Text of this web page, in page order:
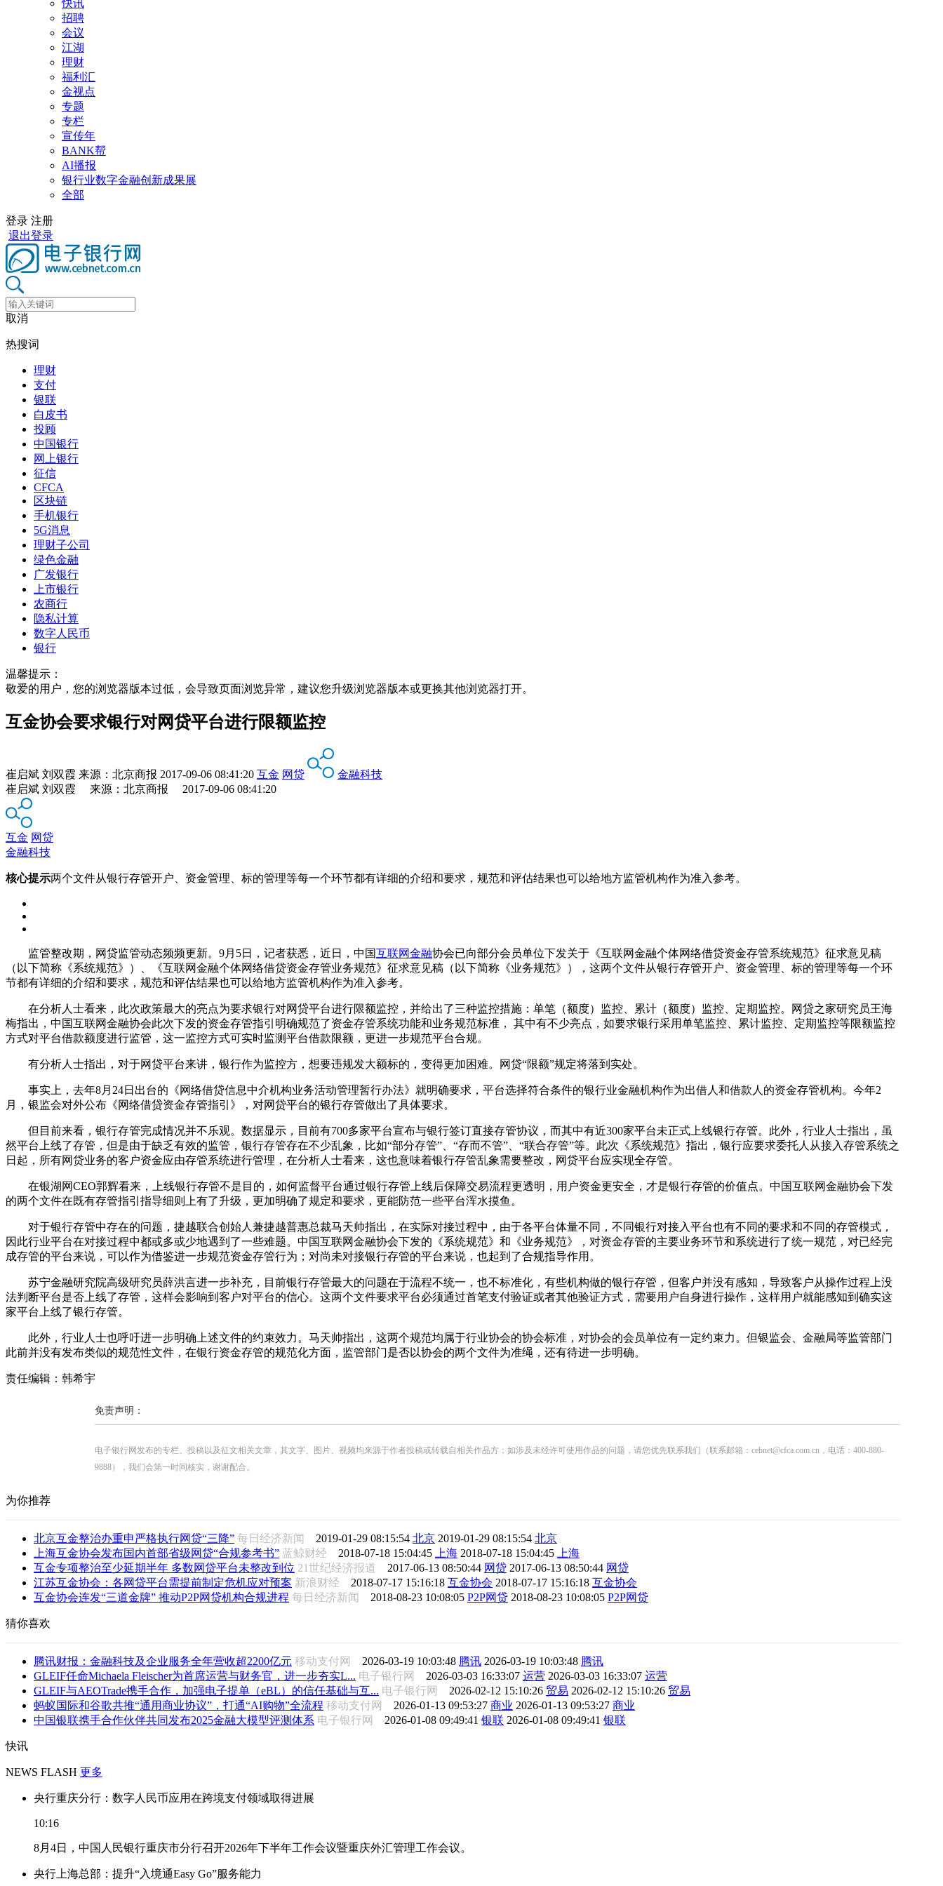
快讯
招聘
会议
江湖
理财
福利汇
金视点
专题
专栏
宣传年
BANK帮
AI播报
银行业数字金融创新成果展
全部
登录 注册
退出登录
取消
热搜词
理财
支付
银联
白皮书
投顾
中国银行
网上银行
征信
CFCA
区块链
手机银行
5G消息
理财子公司
绿色金融
广发银行
上市银行
农商行
隐私计算
数字人民币
银行
温馨提示：
敬爱的用户，您的浏览器版本过低，会导致页面浏览异常，建议您升级浏览器版本或更换其他浏览器打开。
互金协会要求银行对网贷平台进行限额监控
崔启斌 刘双霞 来源： 北京商报 2017-09-06 08:41:20 互金 网贷
金融科技
崔启斌 刘双霞 来源：北京商报 2017-09-06 08:41:20
互金 网贷
金融科技
核心提示两个文件从银行存管开户、资金管理、标的管理等每一个环节都有详细的介绍和要求，规范和评估结果也可以给地方监管机构作为准入参考。
监管整改期，网贷监管动态频频更新。9月5日，记者获悉，近日，中国互联网金融协会已向部分会员单位下发关于《互联网金融个体网络借贷资金存管系统规范》征求意见稿
（以下简称《系统规范》）、《互联网金融个体网络借贷资金存管业务规范》征求意见稿（以下简称《业务规范》），这两个文件从银行存管开户、资金管理、标的管理等每一个环
节都有详细的介绍和要求，规范和评估结果也可以给地方监管机构作为准入参考。
在分析人士看来，此次政策最大的亮点为要求银行对网贷平台进行限额监控，并给出了三种监控措施：单笔（额度）监控、累计（额度）监控、定期监控。网贷之家研究员王海
梅指出，中国互联网金融协会此次下发的资金存管指引明确规范了资金存管系统功能和业务规范标准， 其中有不少亮点，如要求银行采用单笔监控、累计监控、定期监控等限额监控
方式对平台借款额度进行监管，这一监控方式可实时监测平台借款限额，更进一步规范平台合规。
有分析人士指出，对于网贷平台来讲，银行作为监控方，想要违规发大额标的，变得更加困难。网贷“限额”规定将落到实处。
事实上，去年8月24日出台的《网络借贷信息中介机构业务活动管理暂行办法》就明确要求，平台选择符合条件的银行业金融机构作为出借人和借款人的资金存管机构。今年2
月，银监会对外公布《网络借贷资金存管指引》，对网贷平台的银行存管做出了具体要求。
但目前来看，银行存管完成情况并不乐观。数据显示，目前有700多家平台宣布与银行签订直接存管协议，而其中有近300家平台未正式上线银行存管。此外，行业人士指出，虽
然平台上线了存管，但是由于缺乏有效的监管，银行存管存在不少乱象，比如“部分存管”、“存而不管”、“联合存管”等。此次《系统规范》指出，银行应要求委托人从接入存管系统之
日起，所有网贷业务的客户资金应由存管系统进行管理，在分析人士看来，这也意味着银行存管乱象需要整改，网贷平台应实现全存管。
在银湖网CEO郭辉看来，上线银行存管不是目的，如何监督平台通过银行存管上线后保障交易流程更透明，用户资金更安全，才是银行存管的价值点。中国互联网金融协会下发
的两个文件在既有存管指引指导细则上有了升级，更加明确了规定和要求，更能防范一些平台浑水摸鱼。
对于银行存管中存在的问题，捷越联合创始人兼捷越普惠总裁马天帅指出，在实际对接过程中，由于各平台体量不同，不同银行对接入平台也有不同的要求和不同的存管模式，
因此行业平台在对接过程中都或多或少地遇到了一些难题。中国互联网金融协会下发的《系统规范》和《业务规范》，对资金存管的主要业务环节和系统进行了统一规范，对已经完
成存管的平台来说，可以作为借鉴进一步规范资金存管行为；对尚未对接银行存管的平台来说，也起到了合规指导作用。
苏宁金融研究院高级研究员薛洪言进一步补充，目前银行存管最大的问题在于流程不统一，也不标准化，有些机构做的银行存管，但客户并没有感知，导致客户从操作过程上没
法判断平台是否上线了存管，这样会影响到客户对平台的信心。这两个文件要求平台必须通过首笔支付验证或者其他验证方式，需要用户自身进行操作，这样用户就能感知到确实这
家平台上线了银行存管。
此外，行业人士也呼吁进一步明确上述文件的约束效力。马天帅指出，这两个规范均属于行业协会的协会标准，对协会的会员单位有一定约束力。但银监会、金融局等监管部门
此前并没有发布类似的规范性文件，在银行资金存管的规范化方面，监管部门是否以协会的两个文件为准绳，还有待进一步明确。
责任编辑：韩希宇
免责声明：
电子银行网发布的专栏、投稿以及征文相关文章，其文字、图片、视频均来源于作者投稿或转载自相关作品方；如涉及未经许可使用作品的问题，请您优先联系我们（联系邮箱：cebnet@cfca.com.cn，电话：400-880-
9888），我们会第一时间核实，谢谢配合。
为你推荐
北京互金整治办重申严格执行网贷“三降” 每日经济新闻 2019-01-29 08:15:54 北京 2019-01-29 08:15:54 北京
上海互金协会发布国内首部省级网贷“合规参考书” 蓝鲸财经 2018-07-18 15:04:45 上海 2018-07-18 15:04:45
上海
互金专项整治至少延期半年 多数网贷平台未整改到位 21世纪经济报道 2017-06-13 08:50:44 网贷 2017-06-13 08:50:44 网贷
江苏互金协会：各网贷平台需提前制定危机应对预案 新浪财经 2018-07-17 15:16:18 互金协会 2018-07-17 15:16:18 互金协会
互金协会连发“三道金牌” 推动P2P网贷机构合规进程 每日经济新闻 2018-08-23 10:08:05 P2P网贷 2018-08-23 10:08:05 P2P网贷
猜你喜欢
腾讯财报：金融科技及企业服务全年营收超2200亿元 移动支付网 2026-03-19 10:03:48 腾讯 2026-03-19 10:03:48 腾讯
GLEIF任命Michaela Fleischer为首席运营与财务官，进一步夯实L... 电子银行网 2026-03-03 16:33:07 运营 2026-03-03 16:33:07 运营
GLEIF与AEOTrade携手合作，加强电子提单（eBL）的信任基础与互... 电子银行网 2026-02-12 15:10:26 贸易 2026-02-12 15:10:26 贸易
蚂蚁国际和谷歌共推“通用商业协议”，打通“AI购物”全流程 移动支付网 2026-01-13 09:53:27 商业 2026-01-13 09:53:27 商业
中国银联携手合作伙伴共同发布2025金融大模型评测体系 电子银行网 2026-01-08 09:49:41 银联 2026-01-08 09:49:41 银联
快讯
NEWS FLASH 更多
央行重庆分行：数字人民币应用在跨境支付领域取得进展
10:16
8月4日，中国人民银行重庆市分行召开2026年下半年工作会议暨重庆外汇管理工作会议。
央行上海总部：提升“入境通Easy Go”服务能力